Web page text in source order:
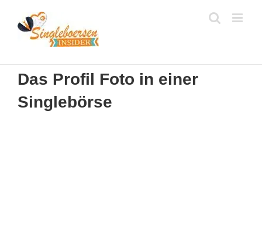
springen
Das Profil Foto in einer
Singlebörse